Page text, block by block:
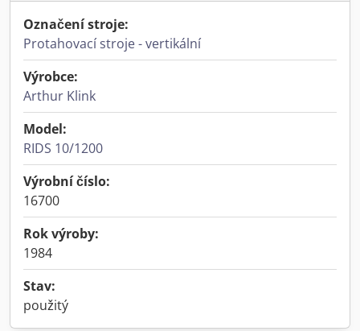
Označení stroje:
Protahovací stroje - vertikální
Výrobce:
Arthur Klink
Model:
RIDS 10/1200
Výrobní číslo:
16700
Rok výroby:
1984
Stav:
použitý